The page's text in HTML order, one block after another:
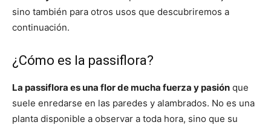
sino también para otros usos que descubriremos a
continuación.
¿Cómo es la passiflora?
La passiflora es una flor de mucha fuerza y pasión que
suele enredarse en las paredes y alambrados. No es una
planta disponible a observar a toda hora, sino que su